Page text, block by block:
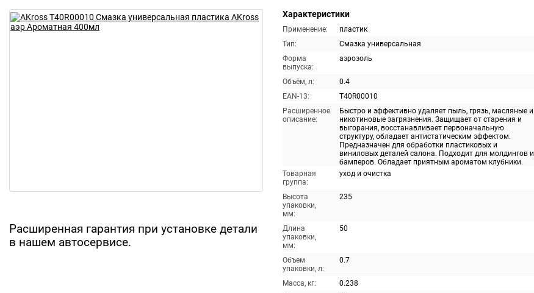
Расширенная гарантия при установке детали
в нашем автосервисе.
Характеристики
Применение:
пластик
Тип:
Смазка универсальная
Форма
выпуска:
аэрозоль
Объём, л:
0.4
EAN-13:
T40R00010
Расширенное
описание:
Быстро и эффективно удаляет пыль, грязь, масляные и
никотиновые загрязнения. Защищает от старения и
выгорания, восстанавливает первоначальную
структуру, обладает антистатическим эффектом.
Предназначен для обработки пластиковых и
виниловых деталей салона. Подходит для молдингов и
бамперов. Обладает приятным ароматом клубники.
Товарная
группа:
уход и очистка
Высота
упаковки,
мм:
235
Длина
упаковки,
мм:
50
Объем
упаковки, л:
0.7
Масса, кг:
0.238